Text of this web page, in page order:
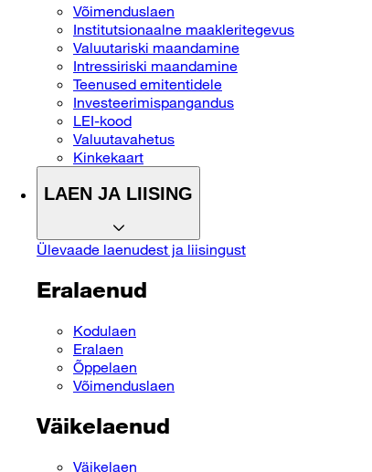
Võimenduslaen
Institutsionaalne maakleritegevus
Valuutariski maandamine
Intressiriski maandamine
Teenused emitentidele
Investeerimispangandus
LEI-kood
Valuutavahetus
Kinkekaart
LAEN JA LIISING
Ülevaade laenudest ja liisingust
Eralaenud
Kodulaen
Eralaen
Õppelaen
Võimenduslaen
Väikelaenud
Väikelaen